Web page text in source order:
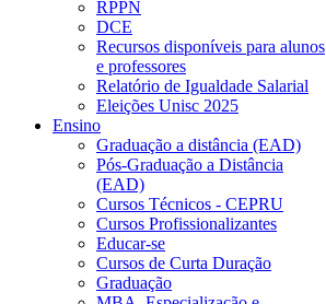
RPPN
DCE
Recursos disponíveis para alunos
e professores
Relatório de Igualdade Salarial
Eleições Unisc 2025
Ensino
Graduação a distância (EAD)
Pós-Graduação a Distância
(EAD)
Cursos Técnicos - CEPRU
Cursos Profissionalizantes
Educar-se
Cursos de Curta Duração
Graduação